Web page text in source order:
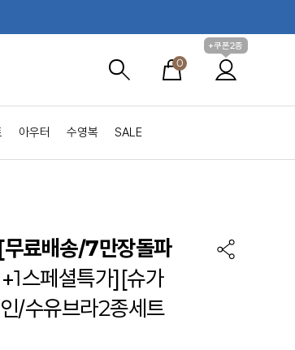
0
+쿠폰2종
아우터 수영복 SALE
료배송/7만장돌파
스페셜특가][슈가
/수유브라2종세트